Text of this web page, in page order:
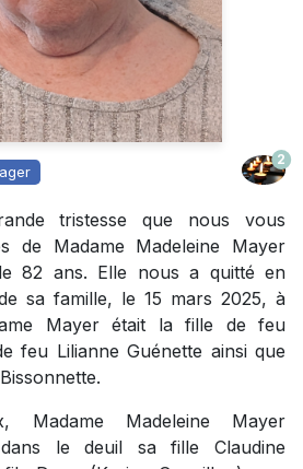
2
tristesse que nous vous
de Madame Madeleine Mayer
82 ans. Elle nous a quitté en
sa famille, le 15 mars 2025, à
Mayer était la fille de feu
feu Lilianne Guénette ainsi que
Madame Madeleine Mayer
dans le deuil sa fille Claudine